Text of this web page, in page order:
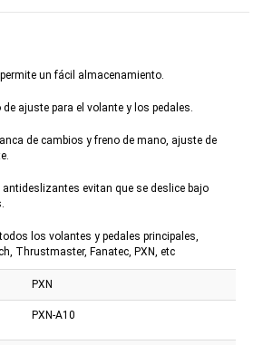
un fácil almacenamiento.
ajuste para el volante y los pedales.
de cambios y freno de mano, ajuste de
evitan que se deslice bajo
los volantes y pedales principales,
Thrustmaster, Fanatec, PXN, etc
PXN
PXN-A10